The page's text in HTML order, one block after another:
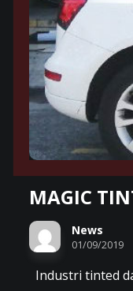
MAGIC
News
01/09/2019
Industri tinted